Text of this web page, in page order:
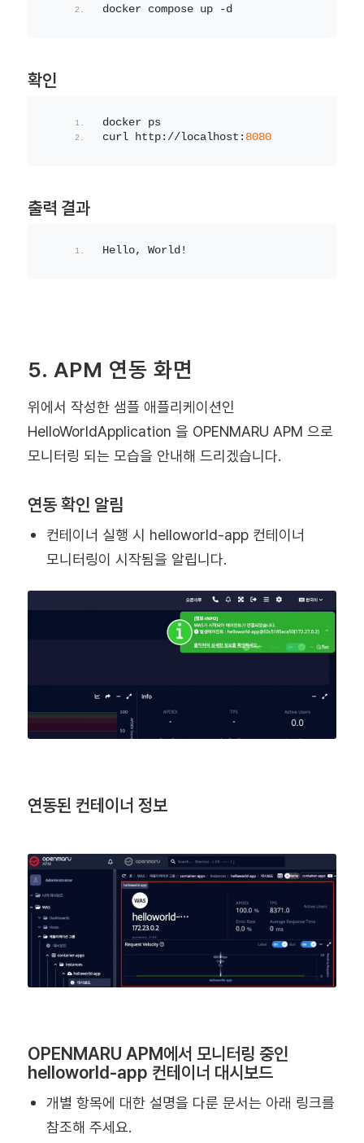
docker compose up -d
확인
docker ps
curl http://localhost: 8080
출력 결과
Hello, World!
5. APM 연동 화면
위에서 작성한 샘플 애플리케이션인
HelloWorldApplication 을 OPENMARU APM 으로
모니터링 되는 모습을 안내해 드리겠습니다.
연동 확인 알림
컨테이너 실행 시 helloworld-app 컨테이너
모니터링이 시작됨을 알립니다.
연동된 컨테이너 정보
OPENMARU APM에서 모니터링 중인
helloworld-app 컨테이너 대시보드
개별 항목에 대한 설명을 다룬 문서는 아래 링크를
참조해 주세요.